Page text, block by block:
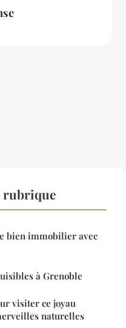
rubrique
bien immobilier avec
à Grenoble
visiter ce joyau
naturelles